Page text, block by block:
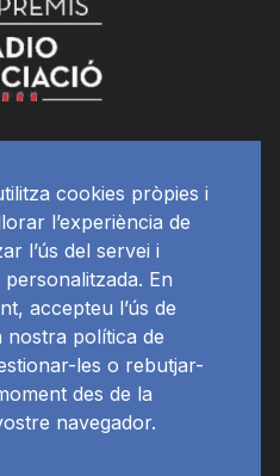
cookies pròpies i
l’experiència de
l’ús del servei i
En
accepteu l’ús de
nostra política de
les o rebutjar-
des de la
navegador.